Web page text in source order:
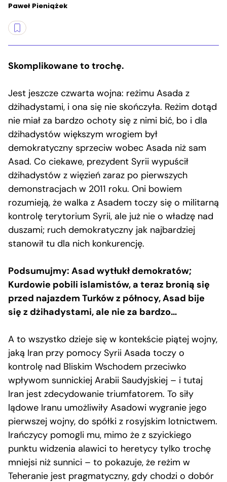
Paweł Pieniążek
Skomplikowane to trochę.
Jest jeszcze czwarta wojna: reżimu Asada z
dżihadystami, i ona się nie skończyła. Reżim dotąd
nie miał za bardzo ochoty się z nimi bić, bo i dla
dżihadystów większym wrogiem był
demokratyczny sprzeciw wobec Asada niż sam
Asad. Co ciekawe, prezydent Syrii wypuścił
dżihadystów z więzień zaraz po pierwszych
demonstracjach w 2011 roku. Oni bowiem
rozumieją, że walka z Asadem toczy się o militarną
kontrolę terytorium Syrii, ale już nie o władzę nad
duszami; ruch demokratyczny jak najbardziej
stanowił tu dla nich konkurencję.
Podsumujmy: Asad wytłukł demokratów;
Kurdowie pobili islamistów, a teraz bronią się
przed najazdem Turków z północy, Asad bije
się z dżihadystami, ale nie za bardzo…
A to wszystko dzieje się w kontekście piątej wojny,
jaką Iran przy pomocy Syrii Asada toczy o
kontrolę nad Bliskim Wschodem przeciwko
wpływom sunnickiej Arabii Saudyjskiej – i tutaj
Iran jest zdecydowanie triumfatorem. To siły
lądowe Iranu umożliwiły Asadowi wygranie jego
pierwszej wojny, do spółki z rosyjskim lotnictwem.
Irańczycy pomogli mu, mimo że z szyickiego
punktu widzenia alawici to heretycy tylko trochę
mniejsi niż sunnici – to pokazuje, że reżim w
Teheranie jest pragmatyczny, gdy chodzi o dobór